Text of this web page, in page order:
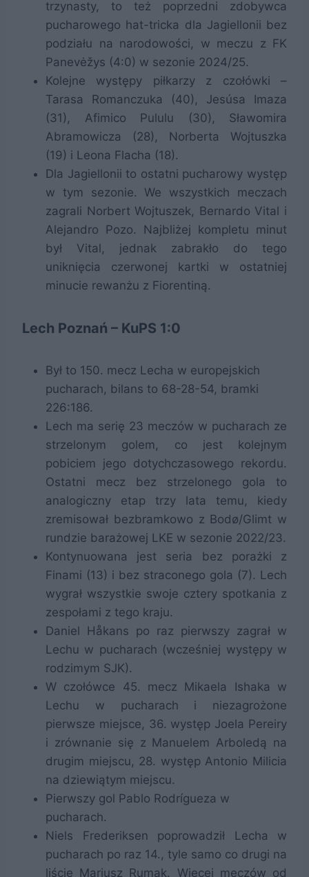
trzynasty, to też poprzedni zdobywca
pucharowego hat-tricka dla Jagiellonii bez
podziału na narodowości, w meczu z FK
Panevėžys (4:0) w sezonie 2024/25.
Kolejne występy piłkarzy z czołówki –
Tarasa Romanczuka (40), Jesúsa Imaza
(31), Afimico Pululu (30), Sławomira
Abramowicza (28), Norberta Wojtuszka
(19) i Leona Flacha (18).
Dla Jagiellonii to ostatni pucharowy występ
w tym sezonie. We wszystkich meczach
zagrali Norbert Wojtuszek, Bernardo Vital i
Alejandro Pozo. Najbliżej kompletu minut
był Vital, jednak zabrakło do tego
uniknięcia czerwonej kartki w ostatniej
minucie rewanżu z Fiorentiną.
Lech Poznań – KuPS 1:0
Był to 150. mecz Lecha w europejskich
pucharach, bilans to 68-28-54, bramki
226:186.
Lech ma serię 23 meczów w pucharach ze
strzelonym golem, co jest kolejnym
pobiciem jego dotychczasowego rekordu.
Ostatni mecz bez strzelonego gola to
analogiczny etap trzy lata temu, kiedy
zremisował bezbramkowo z Bodø/Glimt w
rundzie barażowej LKE w sezonie 2022/23.
Kontynuowana jest seria bez porażki z
Finami (13) i bez straconego gola (7). Lech
wygrał wszystkie swoje cztery spotkania z
zespołami z tego kraju.
Daniel Håkans po raz pierwszy zagrał w
Lechu w pucharach (wcześniej występy w
rodzimym SJK).
W czołówce 45. mecz Mikaela Ishaka w
Lechu w pucharach i niezagrożone
pierwsze miejsce, 36. występ Joela Pereiry
i zrównanie się z Manuelem Arboledą na
drugim miejscu, 28. występ Antonio Milicia
na dziewiątym miejscu.
Pierwszy gol Pablo Rodrígueza w
pucharach.
Niels Frederiksen poprowadził Lecha w
pucharach po raz 14., tyle samo co drugi na
liście Mariusz Rumak. Więcej meczów od